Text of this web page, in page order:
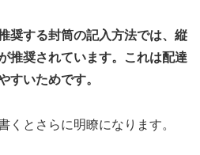
奨する封筒の記入方法では、縦
推奨されています。これは配達
すいためです。
くとさらに明瞭になります。